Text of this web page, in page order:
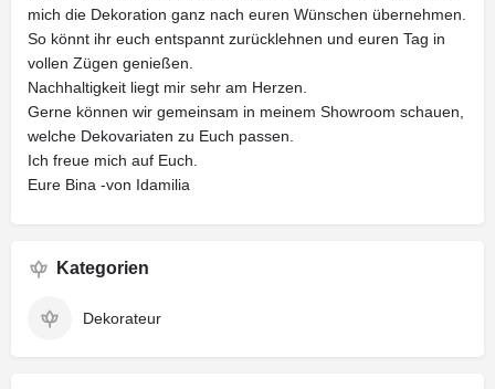
mich die Dekoration ganz nach euren Wünschen übernehmen.
So könnt ihr euch entspannt zurücklehnen und euren Tag in
vollen Zügen genießen.
Nachhaltigkeit liegt mir sehr am Herzen.
Gerne können wir gemeinsam in meinem Showroom schauen,
welche Dekovariaten zu Euch passen.
Ich freue mich auf Euch.
Eure Bina -von Idamilia
Kategorien
Dekorateur